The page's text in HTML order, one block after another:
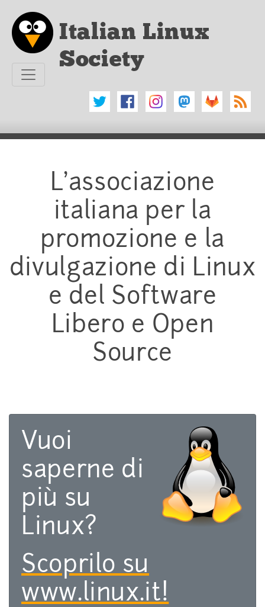
Italian Linux
Society
L'associazione
italiana per la
promozione e la
divulgazione di Linux
e del Software
Libero e Open
Source
Vuoi
saperne di
più su
Linux?
Scoprilo su
www.linux.it!